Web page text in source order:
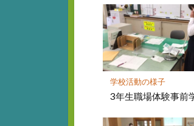
学校活動の様子
3年生職場体験事前